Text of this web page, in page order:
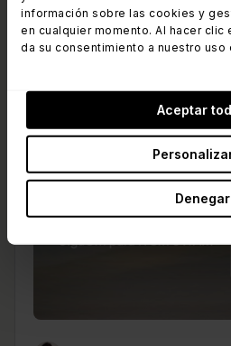
información sobre las cookies y
en cualquier momento. Al hacer clic
da su consentimiento a nuestro uso
Aceptar
Denegar
InvGate
InvGate nombrado
ITAM